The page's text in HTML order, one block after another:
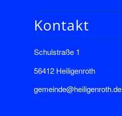
Kontakt
Schulstraße 1
56412 Heiligenroth
gemeinde@heiligenroth.de